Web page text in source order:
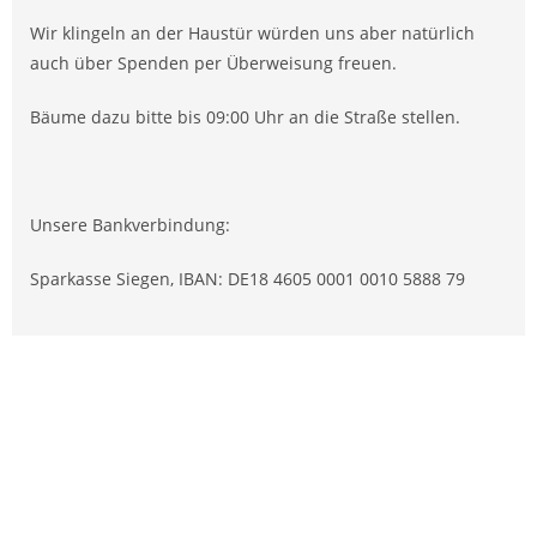
Wir klingeln an der Haustür würden uns aber natürlich
auch über Spenden per Überweisung freuen.
Bäume dazu bitte bis 09:00 Uhr an die Straße stellen.
Unsere Bankverbindung:
Sparkasse Siegen, IBAN: DE18 4605 0001 0010 5888 79